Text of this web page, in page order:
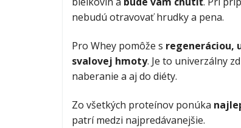
nebudú otravovať hrudky a pena.
Pro Whey pomôže s regeneráciou,
svalovej hmoty. Je to univerzálny
naberanie a aj do diéty.
Zo všetkých proteínov ponúka
patrí medzi najpredávanejšie.